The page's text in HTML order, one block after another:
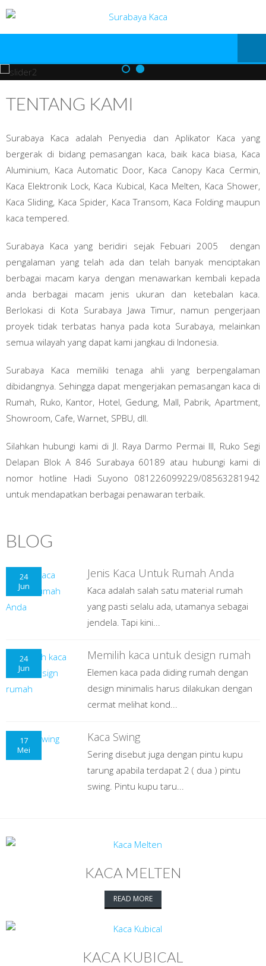
TENTANG KAMI
Surabaya Kaca adalah Penyedia dan Aplikator Kaca yang
bergerak di bidang pemasangan kaca, baik kaca biasa, Kaca
Aluminium, Kaca Automatic Door, Kaca Canopy Kaca Cermin,
Kaca Elektronik Lock, Kaca Kubical, Kaca Melten, Kaca Shower,
Kaca Sliding, Kaca Spider, Kaca Transom, Kaca Folding maupun
kaca tempered.
Surabaya Kaca yang beridiri sejak Febuari 2005 dengan
pengalaman yang telah ada dan telah banyak menciptakan
berbagai macam karya dengan menawarkan kembali kepada
anda berbagai macam jenis ukuran dan ketebalan kaca.
Berlokasi di Kota Surabaya Jawa Timur, namun pengerjaan
proyek tidak terbatas hanya pada kota Surabaya, melainkan
semua wilayah yang dapat kami jangkau di Indonesia.
Surabaya Kaca memiliki tenaga ahli yang berpengalaman
dibidangnya. Sehingga dapat mengerjakan pemasangan kaca di
Rumah, Ruko, Kantor, Hotel, Gedung, Mall, Pabrik, Apartment,
Showroom, Cafe, Warnet, SPBU, dll.
Silahkan hubungi kami di Jl. Raya Darmo Permai III, Ruko Segi
Delapan Blok A 846 Surabaya 60189 atau hubungi kami di
nomor hotline Hadi Suyono 081226099229/08563281942
untuk mendapatkan berbagai penawaran terbaik.
BLOG
24
Jun
Jenis Kaca Untuk Rumah Anda
Kaca adalah salah satu material rumah
yang pasti selalu ada, utamanya sebagai
jendela. Tapi kini...
24
Jun
Memilih kaca untuk design rumah
Elemen kaca pada diding rumah dengan
design minimalis harus dilakukan dengan
cermat melihat kond...
17
Mei
Kaca Swing
Sering disebut juga dengan pintu kupu
tarung apabila terdapat 2 ( dua ) pintu
swing. Pintu kupu taru...
KACA MELTEN
READ MORE
KACA KUBICAL